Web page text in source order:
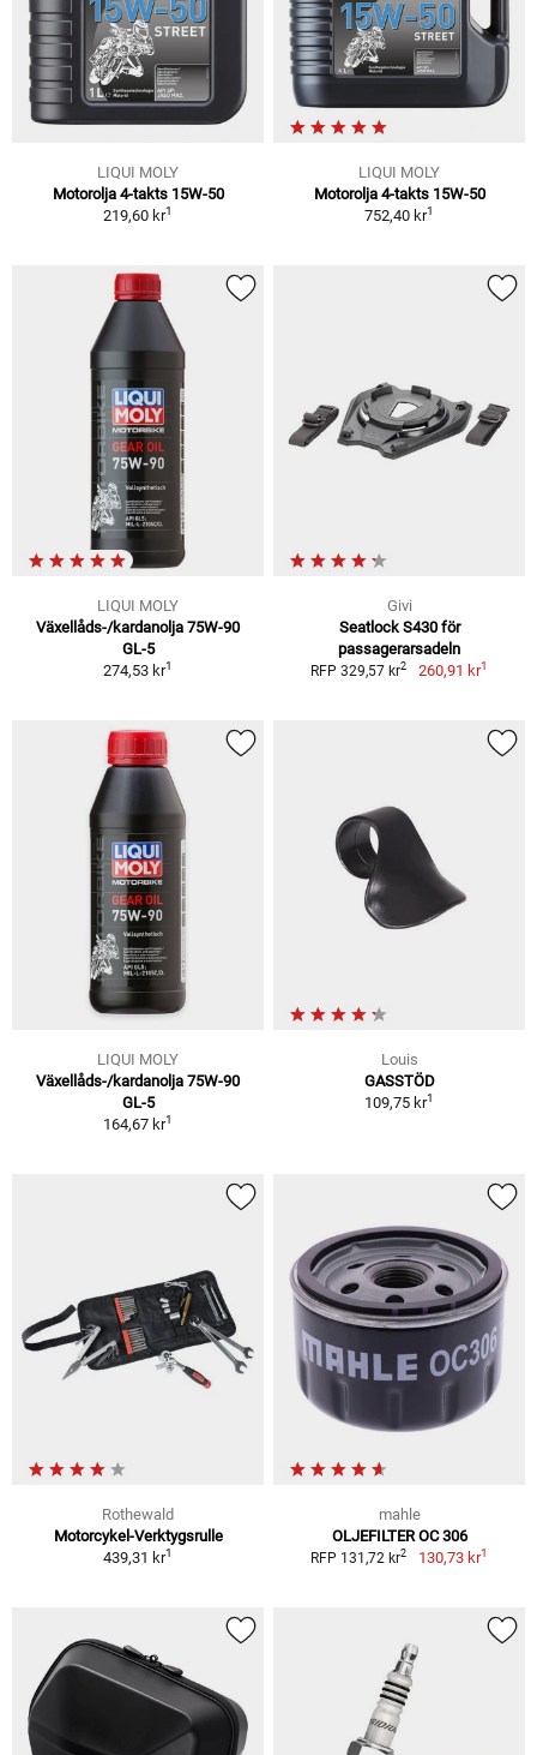
LIQUI MOLY
Motorolja 4-takts 15W-50
219,60 kr1
LIQUI MOLY
Motorolja 4-takts 15W-50
752,40 kr1
LIQUI MOLY
Växellåds-/kardanolja 75W-90
GL-5
274,53 kr1
Givi
Seatlock S430 för
passagerarsadeln
RFP 329,57 kr2 260,91 kr1
LIQUI MOLY
Växellåds-/kardanolja 75W-90
GL-5
164,67 kr1
Louis
GASSTÖD
109,75 kr1
Rothewald
Motorcykel-Verktygsrulle
439,31 kr1
mahle
OLJEFILTER OC 306
RFP 131,72 kr2 130,73 kr1